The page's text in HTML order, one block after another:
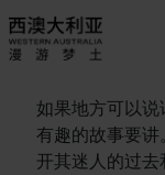
如果地方可以
有趣的故事要
开其迷人的过